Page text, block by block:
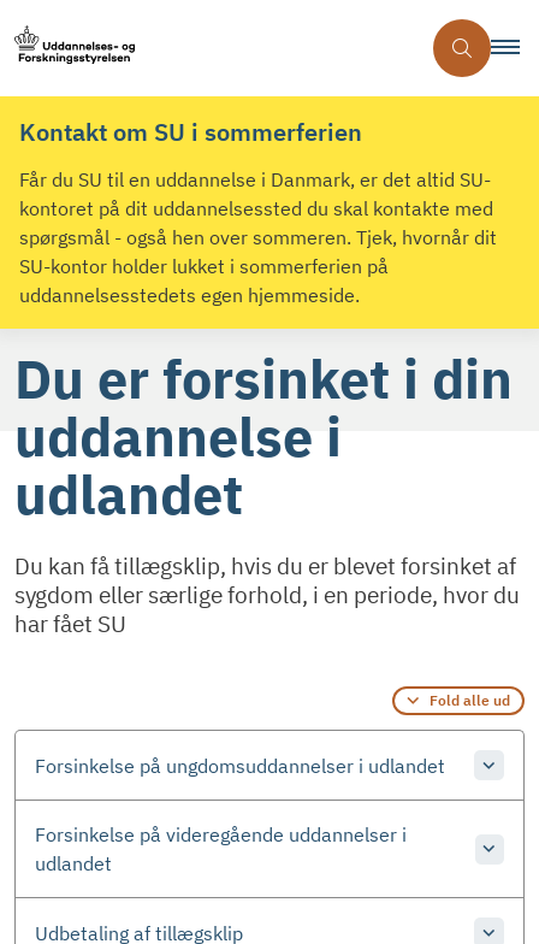
Kontakt om SU i sommerferien
Får du SU til en uddannelse i Danmark, er det altid SU-
kontoret på dit uddannelsessted du skal kontakte med
spørgsmål - også hen over sommeren. Tjek, hvornår dit
SU-kontor holder lukket i sommerferien på
uddannelsesstedets egen hjemmeside.
Du er forsinket i din
uddannelse i
udlandet
Du kan få tillægsklip, hvis du er blevet forsinket af
sygdom eller særlige forhold, i en periode, hvor du
har fået SU
Fold alle ud
Forsinkelse på ungdomsuddannelser i udlandet
Forsinkelse på videregående uddannelser i
udlandet
Udbetaling af tillægsklip